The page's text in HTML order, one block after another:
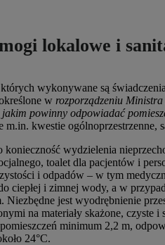
lokalowe i
wykonywane są
w rozporządzeniu
powinny odpowiadać
m.in. kwestie ogólnoprzestrzenne,
konieczność wydzielenia
toalet dla pacjentów i
i odpadów – w tym
ciepłej i zimnej wody, a w
Niezbędne jest wyodrębnienie
na materiały skażone, czyste
minimum 2,2 m,
24°C.